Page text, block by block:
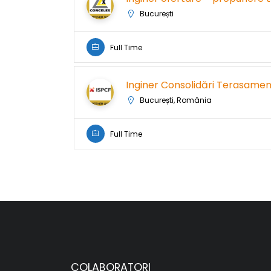
București
Full Time
Inginer Consolidări
București, România
Full Time
COLABORATORI